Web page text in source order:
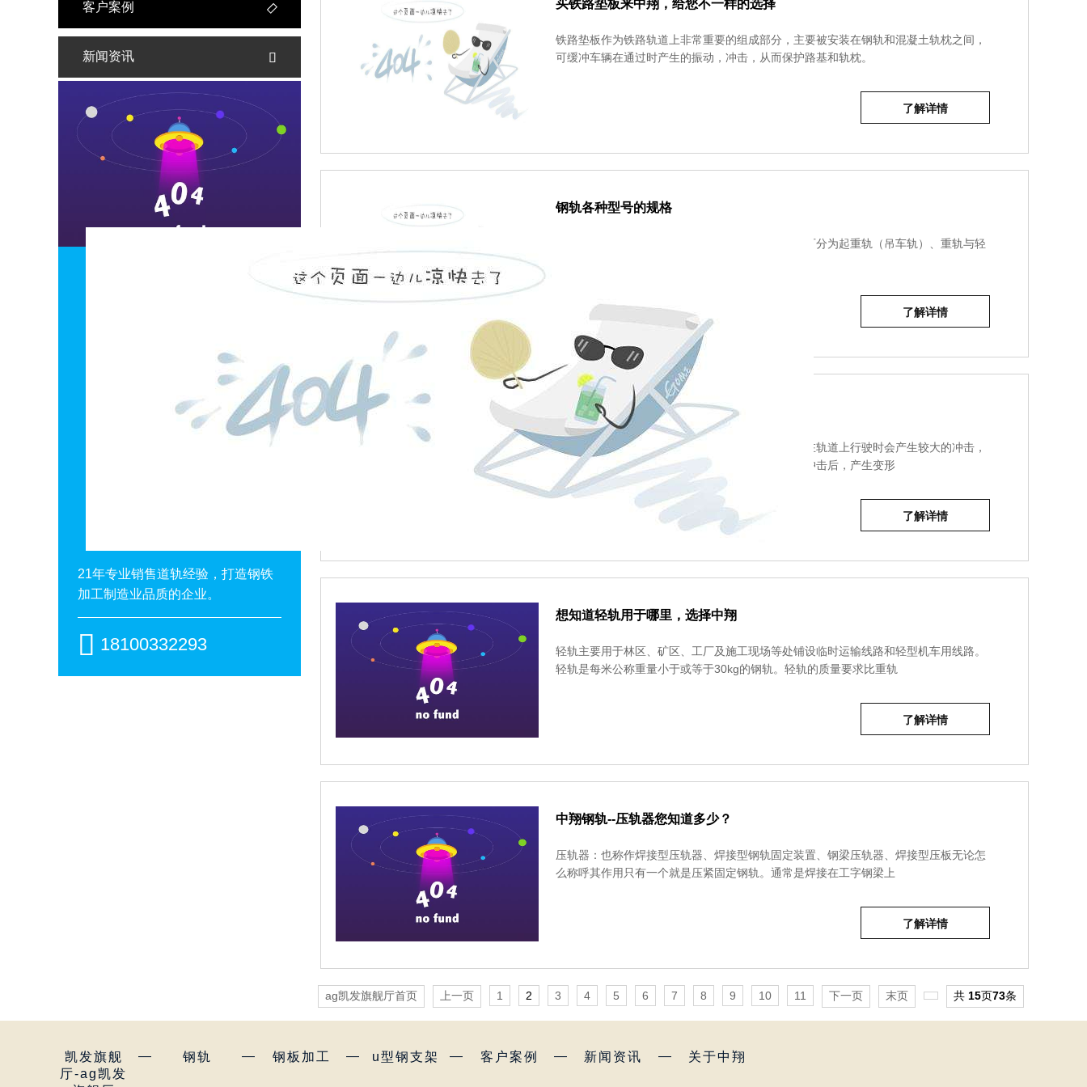
买铁路垫板来中翔，给您不一样的选择
铁路垫板作为铁路轨道上非常重要的组成部分，主要被安装在钢轨和混凝土轨枕之间，
可缓冲车辆在通过时产生的振动，冲击，从而保护路基和轨枕。
了解详情
钢轨各种型号的规格
钢轨的类型是以每米长的钢轨质量千克数表示的，可分为起重轨（吊车轨）、重轨与轻
了解详情
轨道压板的材质
轨道压板主要对铁轨起到一定的连接作用，当列车在轨道上行驶时会产生较大的冲击，
若是没有零部件对钢轨进行固定，钢轨则会在受到冲击后，产生变形
了解详情
想知道轻轨用于哪里，选择中翔
轻轨主要用于林区、矿区、工厂及施工现场等处铺设临时运输线路和轻型机车用线路。
轻轨是每米公称重量小于或等于30kg的钢轨。轻轨的质量要求比重轨
了解详情
中翔钢轨--压轨器您知道多少？
压轨器：也称作焊接型压轨器、焊接型钢轨固定装置、钢梁压轨器、焊接型压板无论怎
么称呼其作用只有一个就是压紧固定钢轨。通常是焊接在工字钢梁上
了解详情
ag凯发旗舰厅首页 上一页 1 2 3 4 5 6 7 8 9 10 11 下一页 末页 共 15页73条
客户案例 
新闻资讯 
21年专业销售道轨经验，打造钢铁
加工制造业品质的企业。
 18100332293
凯发旗舰
厅-ag凯发
— 钢轨 — 钢板加工 — u型钢支架 — 客户案例 — 新闻资讯 — 关于中翔